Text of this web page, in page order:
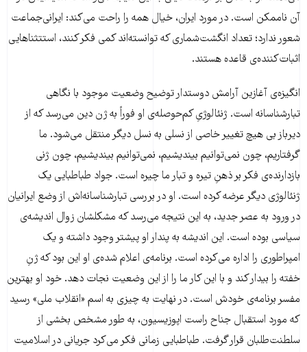
آن ناممکن است. در مورد ایران، خیال همه را راحت می‌کند: ایرانی‌جماعت
شعور ندارد؛ تعداد انگشت‌شماری که توانسته‌اند کمی فکر کنند، استتثناهایی
اثبات‌کننده‌ی قاعده هستند.
انگیزه‌ی آغازین آرامش دوستدار توضیح وضعیت موجود با نگاهی
تبارشناسانه است. ژنئالوژیِ کم‌حوصله‌ی او فوراً به ژن دین می‌رسد که از
دیرباز بی هیچ تغییر خاصی از نسلی به نسل دیگر منتقل می‌شود. ما
گرفتاریم، چون نمی‌توانیم بیندیشیم، نمی‌توانیم بیندیشیم، چون ژنی
بازدارنده‌ی فکر بر ذهنِ تیره و تبار ما چیره است. جواد طباطبایی یک
ژنئالوژی دیگر عرضه کرده است. او در بررسی تبارشناسانه‌اش از وضع ایرانیان
در ورود به عصر جدید، به این نتیجه می‌رسد که مشکلشان زوال اندیشه‌ی
سیاسی بوده است. این اندیشه به پندار او پیشتر وجود داشته و یک
امپراطوری را اداره می‌کرده است. برنامه‌ی اعلام شده‌ی او این بود که ژنِ
خفته را بیدار کند و با این کار ما را از این وضعیت نجات دهد. خود او بهترین
مفسر برنامه‌ی خودش است. در نهایت به چیزی به اسم «انقلاب ملی» رسید
که مورد استقبال جناح راست اپوزیسیون، به طور مشخص بخشی از
سلطنت‌طلبان قرار گرفت. طباطبایی زمانی فکر می‌کرد جریانی در اسلامیت